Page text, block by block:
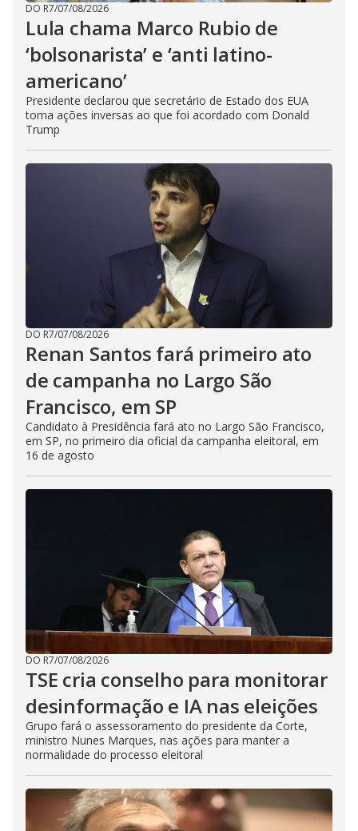
DO R7/07/08/2026
Lula chama Marco Rubio de
‘bolsonarista’ e ‘anti latino-
americano’
Presidente declarou que secretário de Estado dos EUA
toma ações inversas ao que foi acordado com Donald
Trump
DO R7/07/08/2026
Renan Santos fará primeiro ato
de campanha no Largo São
Francisco, em SP
Candidato à Presidência fará ato no Largo São Francisco,
em SP, no primeiro dia oficial da campanha eleitoral, em
16 de agosto
DO R7/07/08/2026
TSE cria conselho para monitorar
desinformação e IA nas eleições
Grupo fará o assessoramento do presidente da Corte,
ministro Nunes Marques, nas ações para manter a
normalidade do processo eleitoral